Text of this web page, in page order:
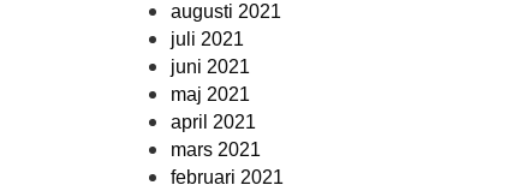
augusti 2021
juli 2021
juni 2021
maj 2021
april 2021
mars 2021
februari 2021